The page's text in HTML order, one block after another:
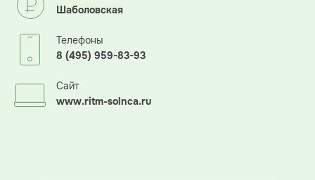
Шаболовская
Телефоны
8 (495) 959-83-93
Сайт
www.ritm-solnca.ru